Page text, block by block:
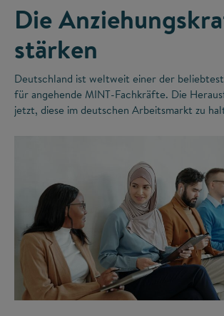
Die
stärken
Deutschland ist weltweit einer der
für angehende MINT-Fachkräfte. Die
jetzt, diese im deutschen Arbeitsmarkt zu